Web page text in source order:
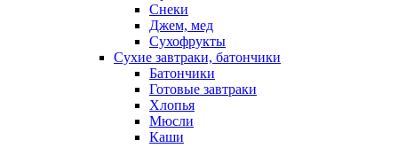
Снеки
Джем, мед
Сухофрукты
Сухие завтраки, батончики
Батончики
Готовые завтраки
Хлопья
Мюсли
Каши